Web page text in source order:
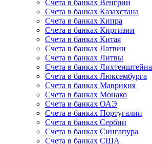
Счета в банках Венгрии
Счета в банках Казахстана
Счета в банках Кипра
Счета в банках Киргизии
Счета в банках Китая
Счета в банках Латвии
Счета в банках Литвы
Счета в банках Лихтенштейна
Счета в банках Люксембурга
Счета в банках Маврикия
Счета в банках Монако
Счета в банках ОАЭ
Счета в банках Португалии
Счета в банках Сербии
Счета в банках Сингапура
Счета в банках США